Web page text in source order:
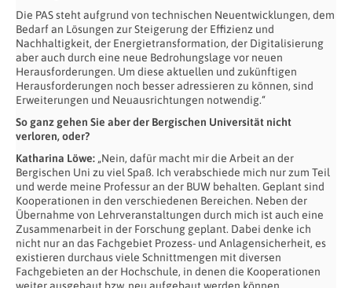
Die PAS steht aufgrund von technischen Neuentwicklungen, dem
Bedarf an Lösungen zur Steigerung der Effizienz und
Nachhaltigkeit, der Energietransformation, der Digitalisierung
aber auch durch eine neue Bedrohungslage vor neuen
Herausforderungen. Um diese aktuellen und zukünftigen
Herausforderungen noch besser adressieren zu können, sind
Erweiterungen und Neuausrichtungen notwendig.“
So ganz gehen Sie aber der Bergischen Universität nicht
verloren, oder?
Katharina Löwe: „Nein, dafür macht mir die Arbeit an der
Bergischen Uni zu viel Spaß. Ich verabschiede mich nur zum Teil
und werde meine Professur an der BUW behalten. Geplant sind
Kooperationen in den verschiedenen Bereichen. Neben der
Übernahme von Lehrveranstaltungen durch mich ist auch eine
Zusammenarbeit in der Forschung geplant. Dabei denke ich
nicht nur an das Fachgebiet Prozess- und Anlagensicherheit, es
existieren durchaus viele Schnittmengen mit diversen
Fachgebieten an der Hochschule, in denen die Kooperationen
weiter ausgebaut bzw. neu aufgebaut werden können.